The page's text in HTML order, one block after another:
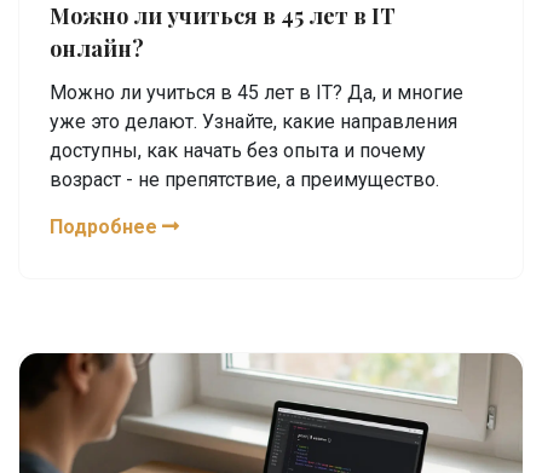
Можно ли учиться в 45 лет в IT
онлайн?
Можно ли учиться в 45 лет в IT? Да, и многие
уже это делают. Узнайте, какие направления
доступны, как начать без опыта и почему
возраст - не препятствие, а преимущество.
Подробнее